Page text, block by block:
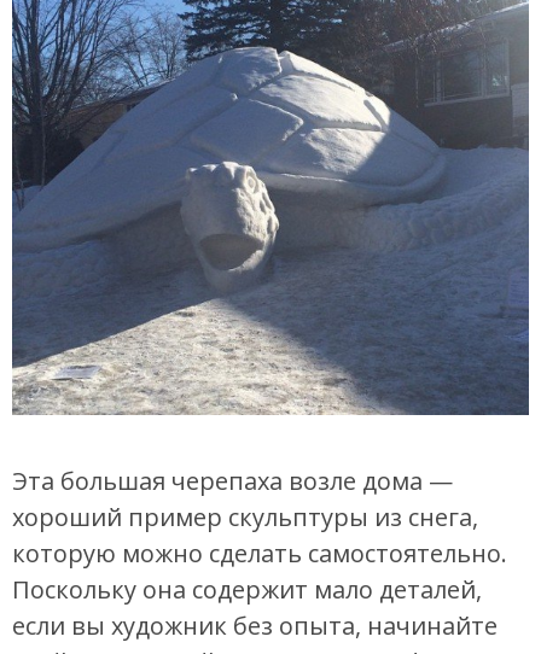
Эта большая черепаха возле дома —
хороший пример скульптуры из снега,
которую можно сделать самостоятельно.
Поскольку она содержит мало деталей,
если вы художник без опыта, начинайте